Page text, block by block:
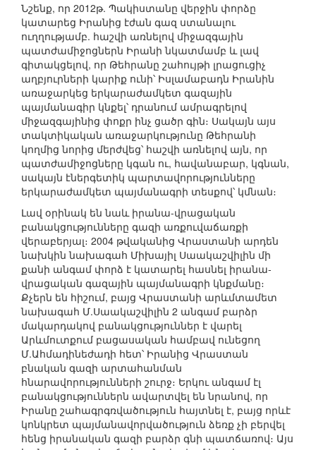
Նշենք, որ 2012թ. Պակիստանը վերջին փորձը
կատարեց Իրանից էժան գազ ստանալու
ուղղությամբ. հաշվի առնելով միջազգային
պատժամիջոցներն Իրանի նկատմամբ և լավ
գիտակցելով, որ Թեհրանը շահույթի լրացուցիչ
աղբյուրների կարիք ունի՝ Իսլամաբադն Իրանին
առաջարկեց երկարաժամկետ գազային
պայմանագիր կնքել՝ դրանում ամրագրելով
միջազգայինից փոքր ինչ ցածր գին։ Սակայն այս
տակտիկական առաջարկությունը Թեհրանի
կողմից նորից մերժվեց՝ հաշվի առնելով այն, որ
պատժամիջոցները կգան ու, հավանաբար, կգնան,
սակայն էներգետիկ պարտավորությունները
երկարաժամկետ պայմանագրի տեսքով՝ կմնան։
Լավ օրինակ են նաև իրանա-վրացական
բանակցությունները գազի առքուվաճառքի
վերաբերյալ։ 2004 թվականից Վրաստանի արդեն
նախկին նախագահ Միխայիլ Սաակաշվիլին մի
քանի անգամ փորձ է կատարել հասնել իրանա-
վրացական գազային պայմանագրի կնքմանը։
Քչերն են հիշում, բայց Վրաստանի արևմտամետ
նախագահ Մ.Սաակաշվիլին 2 անգամ բարձր
մակարդակով բանակցություններ է վարել
Արևմուտքում բացասական համբավ ունեցող
Մ.Ահմադինեժադի հետ՝ Իրանից Վրաստան
բնական գազի արտահանման
հնարավորությունների շուրջ։ Երկու անգամ էլ
բանակցություններն ավարտվել են նրանով, որ
Իրանը շահագրգռվածություն հայտնել է, բայց որևէ
կոնկրետ պայմանավորվածություն ձեռք չի բերվել
հենց իրանական գազի բարձր գնի պատճառով։ Այս